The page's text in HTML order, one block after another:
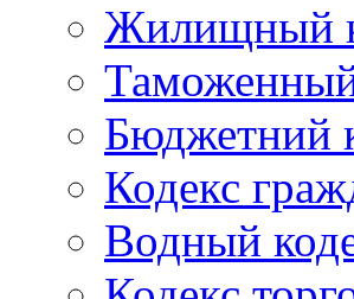
Жилищный
Бюджетний
Кодекс
Водный